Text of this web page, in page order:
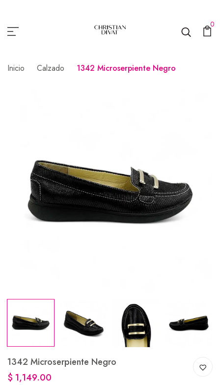
0
Inicio Calzado 1342 Microserpiente Negro
1342 Microserpiente Negro
$ 1,149.00